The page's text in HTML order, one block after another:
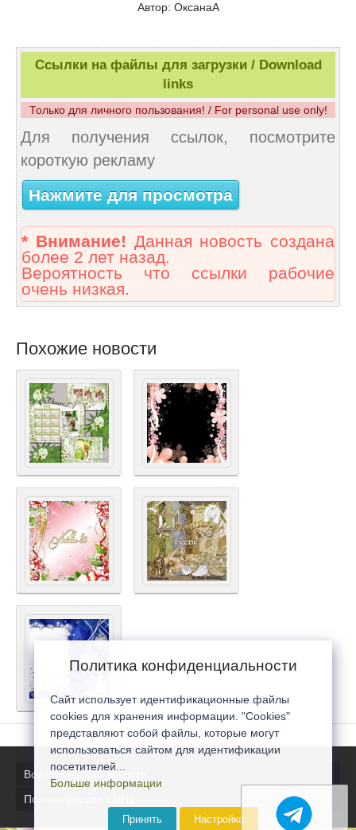
Автор: ОксанаА
Ссылки на файлы для загрузки / Download
links
Только для личного пользования! / For personal use only!
Для получения ссылок, посмотрите
короткую рекламу
Нажмите для просмотра
* Внимание! Данная новость создана
более 2 лет назад.
Вероятность что ссылки рабочие
очень низкая.
Похожие новости
Все последние новости
Полная версия сайта
Политика конфиденциальности
Сайт использует идентификационные файлы
cookies для хранения информации. "Cookies"
представляют собой файлы, которые могут
использоваться сайтом для идентификации
посетителей...
Больше информации
Принять Настройка